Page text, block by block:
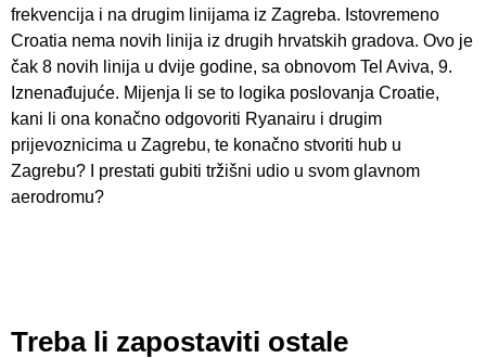
frekvencija i na drugim linijama iz Zagreba. Istovremeno
Croatia nema novih linija iz drugih hrvatskih gradova. Ovo je
čak 8 novih linija u dvije godine, sa obnovom Tel Aviva, 9.
Iznenađujuće. Mijenja li se to logika poslovanja Croatie,
kani li ona konačno odgovoriti Ryanairu i drugim
prijevoznicima u Zagrebu, te konačno stvoriti hub u
Zagrebu? I prestati gubiti tržišni udio u svom glavnom
aerodromu?
Treba li zapostaviti ostale